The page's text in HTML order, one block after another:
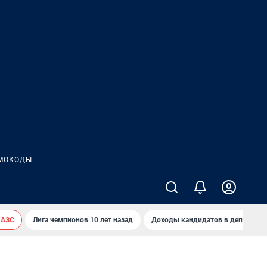
АЗС Лига чемпионов 10 лет назад Доходы кандидатов в депутаты